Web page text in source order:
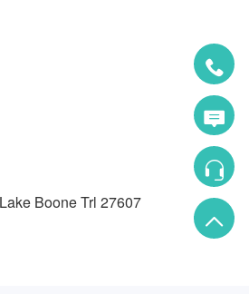
Boone Trl 27607